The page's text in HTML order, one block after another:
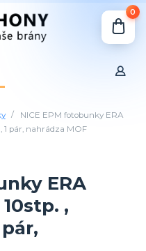
0
NICE EPM fotobunky ERA
1 pár, nahrádza MOF
ERA
,